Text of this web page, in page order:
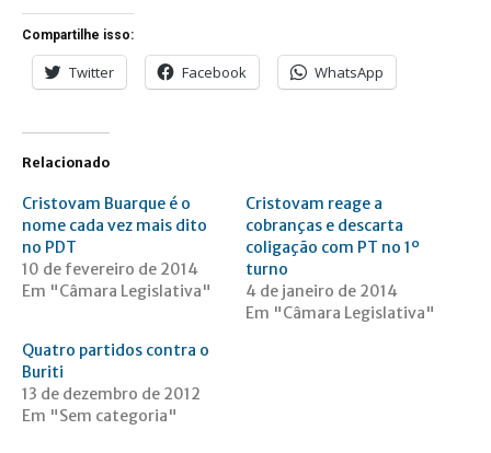
Compartilhe isso:
Twitter Facebook WhatsApp
Relacionado
Cristovam Buarque é o
nome cada vez mais dito
no PDT
10 de fevereiro de 2014
Em "Câmara Legislativa"
Cristovam reage a
cobranças e descarta
coligação com PT no 1º
turno
4 de janeiro de 2014
Em "Câmara Legislativa"
Quatro partidos contra o
Buriti
13 de dezembro de 2012
Em "Sem categoria"